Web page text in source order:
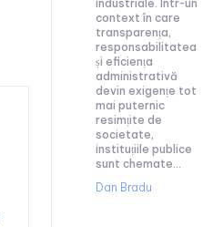
industriale. Într-un
context în care
transparența,
responsabilitatea
și eficiența
administrativă
devin exigențe tot
mai puternic
resimțite de
societate,
instituțiile publice
sunt chemate...
Dan Bradu